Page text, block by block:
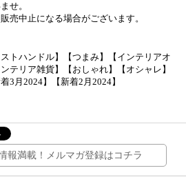
せ。
売中止になる場合がございます。
トハンドル】【つまみ】【インテリアオ
テリア雑貨】【おしゃれ】【オシャレ】
3月2024】【新着2月2024】
報満載！メルマガ登録はコチラ